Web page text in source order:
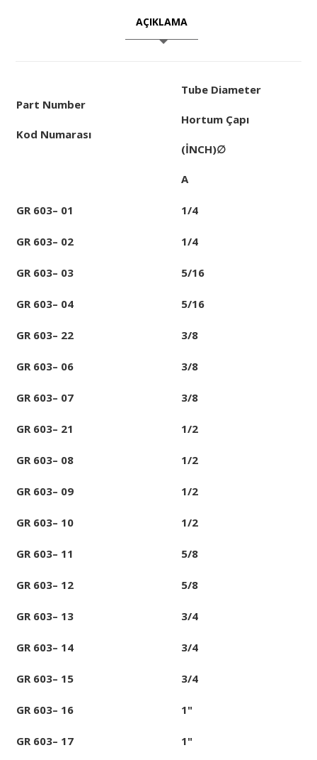
AÇIKLAMA
Part Number
Kod Numarası
Tube Diameter
Hortum Çapı
(İNCH)∅
A
GR 603– 01 1/4
GR 603– 02 1/4
GR 603– 03 5/16
GR 603– 04 5/16
GR 603– 22 3/8
GR 603– 06 3/8
GR 603– 07 3/8
GR 603– 21 1/2
GR 603– 08 1/2
GR 603– 09 1/2
GR 603– 10 1/2
GR 603– 11 5/8
GR 603– 12 5/8
GR 603– 13 3/4
GR 603– 14 3/4
GR 603– 15 3/4
GR 603– 16 1"
GR 603– 17 1"